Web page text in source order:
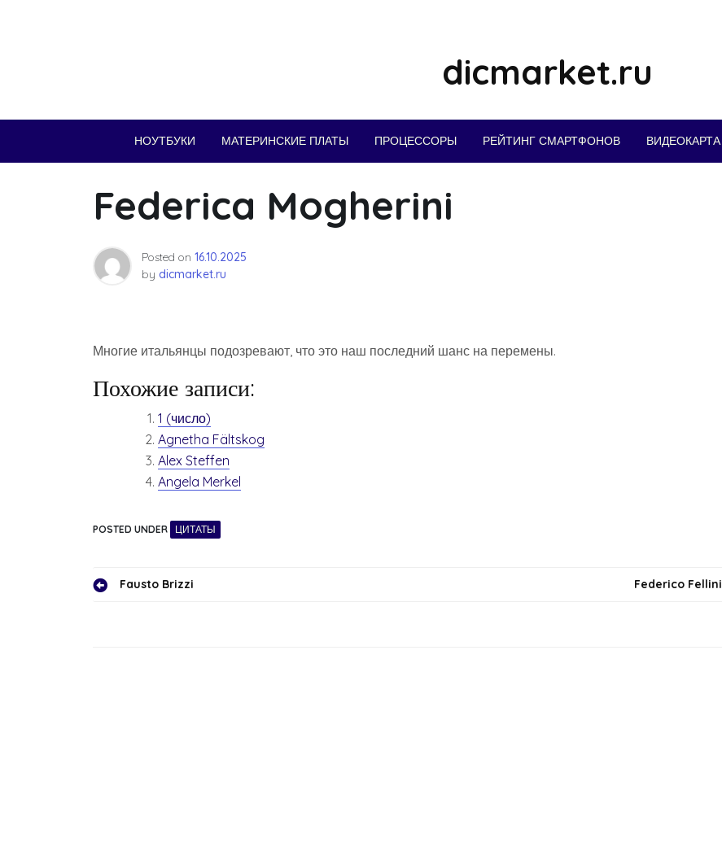
dicmarket.ru
НОУТБУКИ МАТЕРИНСКИЕ ПЛАТЫ ПРОЦЕССОРЫ РЕЙТИНГ СМАРТФОНОВ ВИДЕОКАРТА
Federica Mogherini
Posted on 16.10.2025
by dicmarket.ru
Многие итальянцы подозревают, что это наш последний шанс на перемены.
Похожие записи:
1 (число)
Agnetha Fältskog
Alex Steffen
Angela Merkel
POSTED UNDER ЦИТАТЫ
Навигация
Fausto Brizzi Federico Fellini